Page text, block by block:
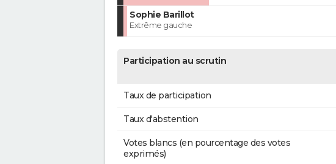
Sophie Barillot
Extrême gauche
Participation au scrutin
Taux de participation
Taux d'abstention
Votes blancs (en pourcentage des votes
exprimés)